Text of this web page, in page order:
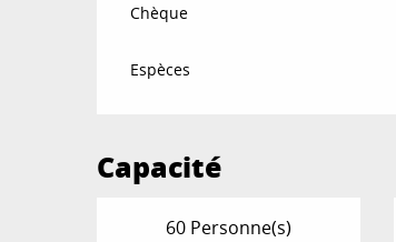
Chèque
Espèces
Capacité
60 Personne(s)